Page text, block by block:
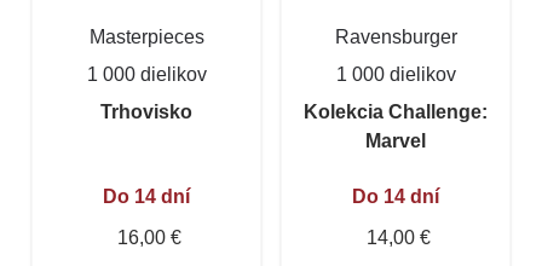
Masterpieces
1 000 dielikov
Trhovisko
Do 14 dní
16,00 €
Ravensburger
1 000 dielikov
Kolekcia Challenge:
Marvel
Do 14 dní
14,00 €